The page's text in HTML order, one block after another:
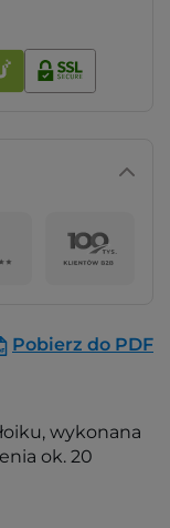
Pobierz do PDF
wykonana
ok. 20